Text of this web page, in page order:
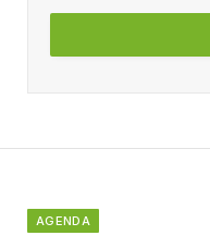
AGENDA